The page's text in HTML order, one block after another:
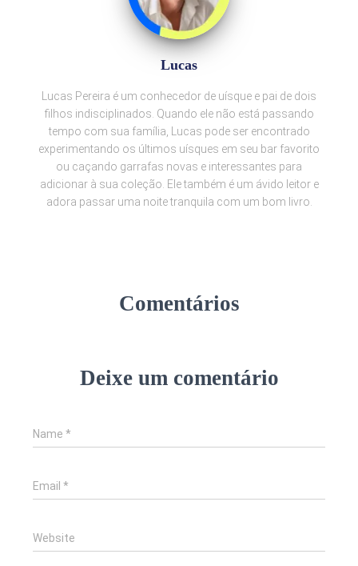
Lucas
Lucas Pereira é um conhecedor de uísque e pai de dois
filhos indisciplinados. Quando ele não está passando
tempo com sua família, Lucas pode ser encontrado
experimentando os últimos uísques em seu bar favorito
ou caçando garrafas novas e interessantes para
adicionar à sua coleção. Ele também é um ávido leitor e
adora passar uma noite tranquila com um bom livro.
Comentários
Deixe um comentário
Name *
Email *
Website